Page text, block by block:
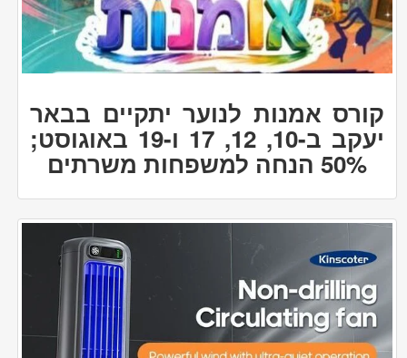
קורס אמנות לנוער יתקיים בבאר
יעקב ב-10, 12, 17 ו-19 באוגוסט;
50% הנחה למשפחות משרתים